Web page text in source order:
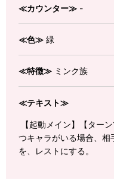
≪カウンター≫ -
≪色≫ 緑
≪特徴≫ ミンク族
≪テキスト≫
【起動メイン】【ター
つキャラがいる場合、
を、レストにする。